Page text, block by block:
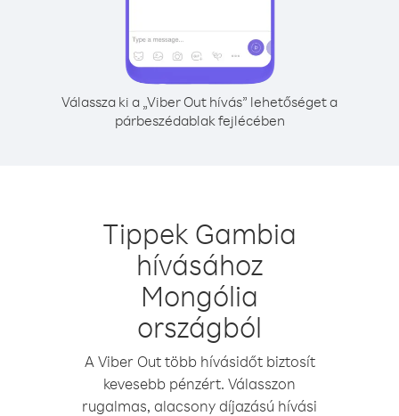
Válassza ki a „Viber Out hívás” lehetőséget a
párbeszédablak fejlécében
Tippek Gambia
hívásához
Mongólia
országból
A Viber Out több hívásidőt biztosít
kevesebb pénzért. Válasszon
rugalmas, alacsony díjazású hívási